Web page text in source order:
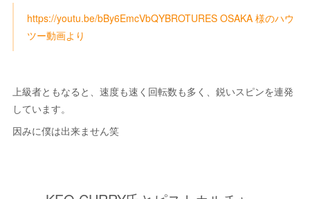
https://youtu.be/bBy6EmcVbQYBROTURES OSAKA 様のハウ
ツー動画より
上級者ともなると、速度も速く回転数も多く、鋭いスピンを連発
しています。
因みに僕は出来ません笑